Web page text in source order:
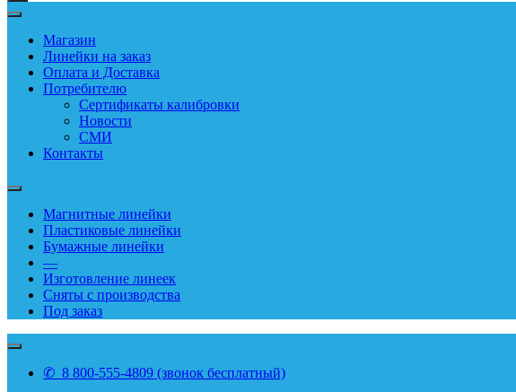
Магазин
Линейки на заказ
Оплата и Доставка
Потребителю
Сертификаты калибровки
Новости
СМИ
Контакты
Магнитные линейки
Пластиковые линейки
Бумажные линейки
—
Изготовление линеек
Сняты с производства
Под заказ
✆ 8 800-555-4809 (звонок бесплатный)